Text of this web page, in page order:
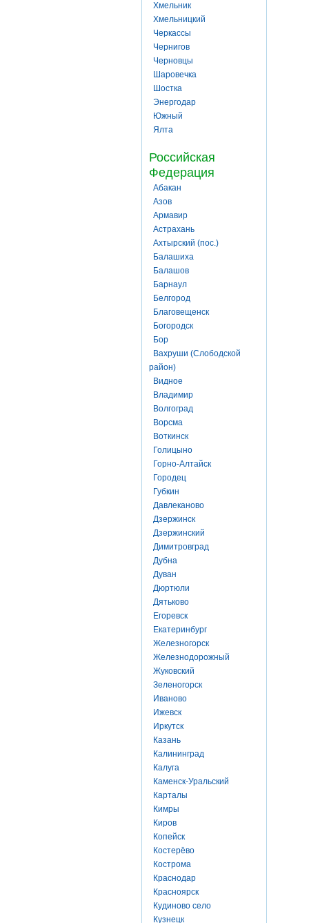
Хмельник
Хмельницкий
Черкассы
Чернигов
Черновцы
Шаровечка
Шостка
Энергодар
Южный
Ялта
Российская
Федерация
Абакан
Азов
Армавир
Астрахань
Ахтырский (пос.)
Балашиха
Балашов
Барнаул
Белгород
Благовещенск
Богородск
Бор
Вахруши (Слободской
район)
Видное
Владимир
Волгоград
Ворсма
Воткинск
Голицыно
Горно-Алтайск
Городец
Губкин
Давлеканово
Дзержинск
Дзержинский
Димитровград
Дубна
Дуван
Дюртюли
Дятьково
Егоревск
Екатеринбург
Железногорск
Железнодорожный
Жуковский
Зеленогорск
Иваново
Ижевск
Иркутск
Казань
Калининград
Калуга
Каменск-Уральский
Карталы
Кимры
Киров
Копейск
Костерёво
Кострома
Краснодар
Красноярск
Кудиново село
Кузнецк